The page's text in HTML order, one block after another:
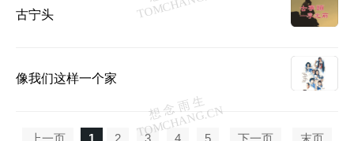
古宁头
像我们这样一个家
上一页 1 2 3 4 5 下一页 末页